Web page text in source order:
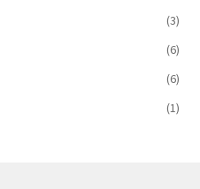
(3)
(6)
(6)
(1)